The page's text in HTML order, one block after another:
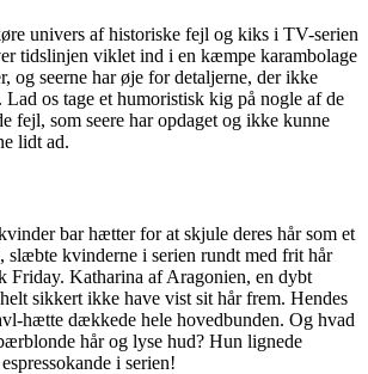
univers af historiske fejl og kiks i TV-serien
tidslinjen viklet ind i en kæmpe karambolage
og seerne har øje for detaljerne, der ikke
os tage et humoristisk kig på nogle af de
fejl, som seere har opdaget og ikke kunne
lidt ad.
bar hætter for at skjule deres hår som et
slæbte kvinderne i serien rundt med frit hår
Friday. Katharina af Aragonien, en dybt
sikkert ikke have vist sit hår frem. Hendes
hætte dækkede hele hovedbunden. Og hvad
hår og lyse hud? Hun lignede
i serien!